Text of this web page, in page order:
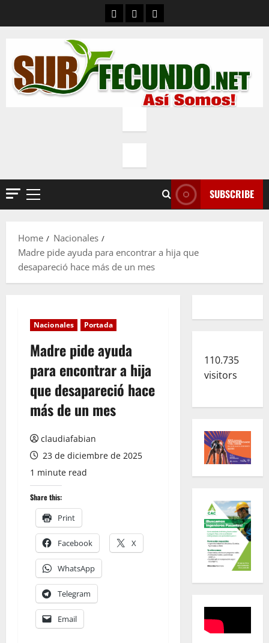
ContactoQuienes Somos
Política de privacidad
Primary
SUBSCRIBE
Home
Nacionales
Madre pide ayuda para encontrar a hija que
desapareció hace más de un mes
Nacionales Portada
Madre pide ayuda
para encontrar a hija
que desapareció hace
más de un mes
claudiafabian
23 de diciembre de 2025
1 minute read
Share this:
Print
Facebook X
WhatsApp
Telegram
Email
110.735
visitors